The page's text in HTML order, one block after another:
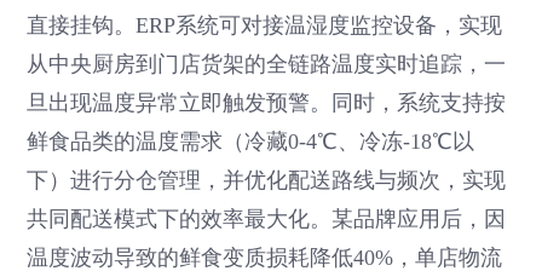
直接挂钩。ERP系统可对接温湿度监控设备，实现
从中央厨房到门店货架的全链路温度实时追踪，一
旦出现温度异常立即触发预警。同时，系统支持按
鲜食品类的温度需求（冷藏0-4℃、冷冻-18℃以
下）进行分仓管理，并优化配送路线与频次，实现
共同配送模式下的效率最大化。某品牌应用后，因
温度波动导致的鲜食变质损耗降低40%，单店物流